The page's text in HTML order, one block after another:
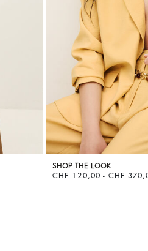
Combinaisons
SHOP THE LOOK
CHF 120,00 - CHF